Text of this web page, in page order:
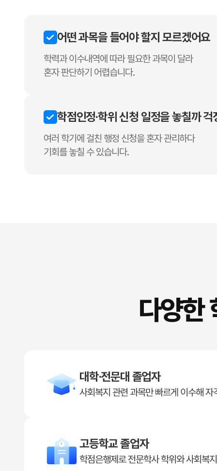
어떤 과목을 들어야 할지 모르겠어요
학력과 이수내역에 따라 필요한 과목이 달라
혼자 판단하기 어렵습니다.
학점인정·학위 신청 일정을 놓칠까 걱
여러 학기에 걸친 행정 신청을 혼자 관리하다
기회를 놓칠 수 있습니다.
다양한
대학·전문대 졸업자
사회복지 관련 과목만 빠르게 이수해 자
고등학교 졸업자
학점은행제로 전문학사 학위와 사회복